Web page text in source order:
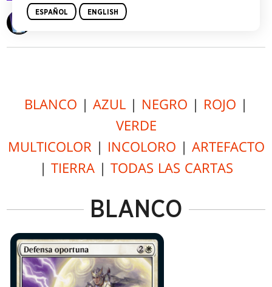
Wizards of the Coast
BLANCO | AZUL | NEGRO | ROJO |
VERDE
MULTICOLOR | INCOLORO | ARTEFACTO
| TIERRA| TODAS LAS CARTAS
BLANCO
ESPAÑOL ENGLISH